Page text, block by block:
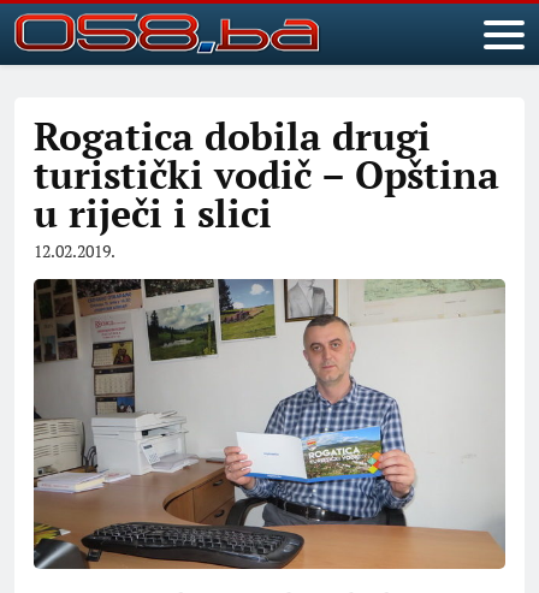
Rogatica dobila drugi
turistički vodič – Opština
u riječi i slici
12.02.2019.